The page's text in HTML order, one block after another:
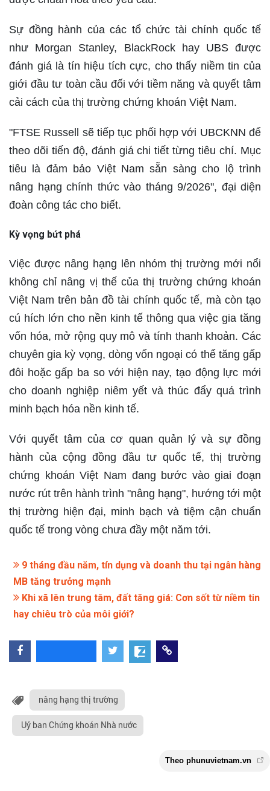
Sự đồng hành của các tổ chức tài chính quốc tế
như Morgan Stanley, BlackRock hay UBS được
đánh giá là tín hiệu tích cực, cho thấy niềm tin của
giới đầu tư toàn cầu đối với tiềm năng và quyết tâm
cải cách của thị trường chứng khoán Việt Nam.
"FTSE Russell sẽ tiếp tục phối hợp với UBCKNN để
theo dõi tiến độ, đánh giá chi tiết từng tiêu chí. Mục
tiêu là đảm bảo Việt Nam sẵn sàng cho lộ trình
nâng hạng chính thức vào tháng 9/2026", đại diện
đoàn công tác cho biết.
Kỳ vọng bứt phá
Việc được nâng hạng lên nhóm thị trường mới nổi
không chỉ nâng vị thế của thị trường chứng khoán
Việt Nam trên bản đồ tài chính quốc tế, mà còn tạo
cú hích lớn cho nền kinh tế thông qua việc gia tăng
vốn hóa, mở rộng quy mô và tính thanh khoản. Các
chuyên gia kỳ vọng, dòng vốn ngoại có thể tăng gấp
đôi hoặc gấp ba so với hiện nay, tạo động lực mới
cho doanh nghiệp niêm yết và thúc đẩy quá trình
minh bạch hóa nền kinh tế.
Với quyết tâm của cơ quan quản lý và sự đồng
hành của cộng đồng đầu tư quốc tế, thị trường
chứng khoán Việt Nam đang bước vào giai đoạn
nước rút trên hành trình "nâng hạng", hướng tới một
thị trường hiện đại, minh bạch và tiệm cận chuẩn
quốc tế trong vòng chưa đầy một năm tới.
9 tháng đầu năm, tín dụng và doanh thu tại ngân hàng
MB tăng trưởng mạnh
Khi xã lên trung tâm, đất tăng giá: Cơn sốt từ niềm tin
hay chiêu trò của môi giới?
nâng hạng thị trường
Uỷ ban Chứng khoán Nhà nước